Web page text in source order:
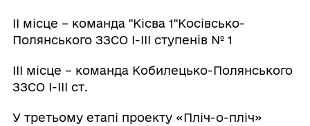
ІІ місце – команда "Кісва 1"Косівсько-
Полянського ЗЗСО І-ІІІ ступенів № 1
ІІІ місце – команда Кобилецько-Полянського
ЗЗСО І-ІІІ ст.
У третьому етапі проекту «Пліч-о-пліч»